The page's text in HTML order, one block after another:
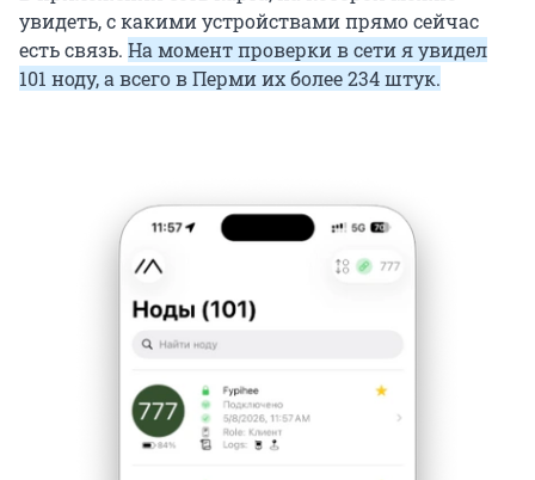
увидеть, с какими устройствами прямо сейчас
есть связь. На момент проверки в сети я увидел
101 ноду, а всего в Перми их более 234 штук.